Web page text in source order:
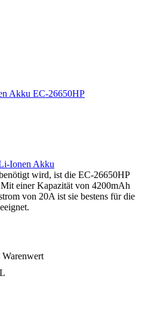
Ionen Akku
wird, ist die EC-26650HP
einer Kapazität von 4200mAh
von 20A ist sie bestens für die
Warenwert